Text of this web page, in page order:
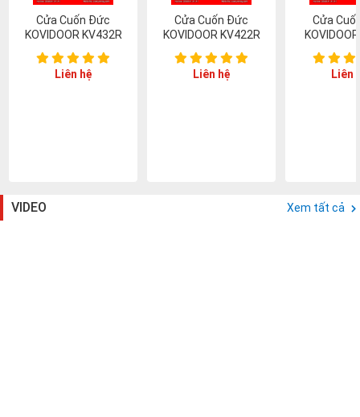
Cửa Cuốn Đức
KOVIDOOR KV432R
Liên hệ
Cửa Cuốn Đức
KOVIDOOR KV422R
Liên hệ
Cửa
Liên
VIDEO Xem tất cả